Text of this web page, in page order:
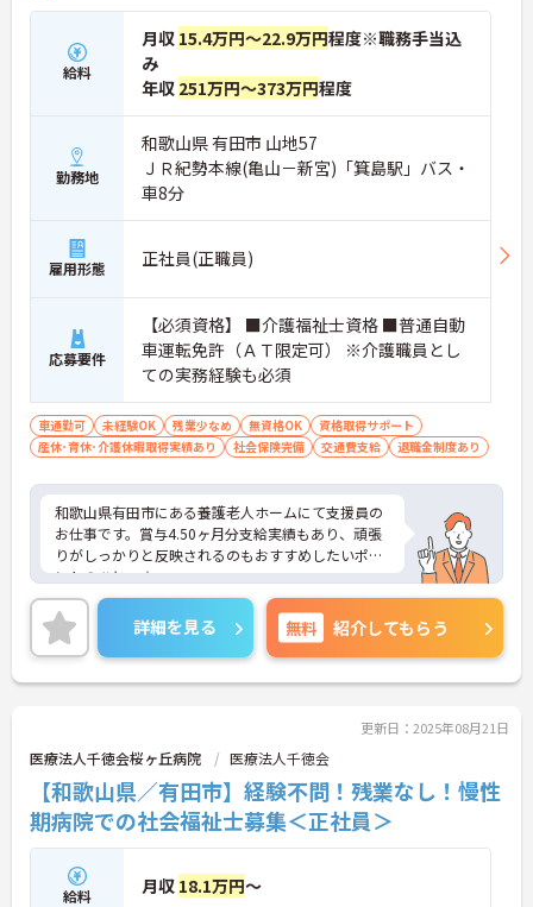
給料
月収 15.4万円～22.9万円程度※職務手当込
み
年収 251万円～373万円程度
勤務地
和歌山県 有田市 山地57
ＪＲ紀勢本線(亀山－新宮)「箕島駅」バス・
車8分
雇用形態 正社員(正職員)
応募要件
【必須資格】 ■介護福祉士資格 ■普通自動
車運転免許（ＡＴ限定可） ※介護職員とし
ての実務経験も必須
車通勤可 未経験OK 残業少なめ 無資格OK
資格取得サポート
産休･育休･介護休暇取得実績あり
社会保険完備 交通費支給 退職金制度あり
和歌山県有田市にある養護老人ホームにて支援員の
お仕事です。賞与4.50ヶ月分支給実績もあり、頑張
りがしっかりと反映されるのもおすすめしたいポイ
ントのひとつ☆
ご興味ある方には、面接対策ポイントなど、さらに
詳細をお話しいたしますのでお気軽にご相談くださ
い。
詳細を見る 無料 紹介してもらう
更新日：2025年08月21日
医療法人千徳会桜ヶ丘病院 医療法人千徳会
【和歌山県／有田市】経験不問！残業なし！慢性
期病院での社会福祉士募集＜正社員＞
給料 月収 18.1万円～